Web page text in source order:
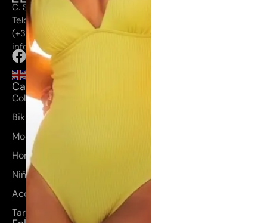
C. Secretario Guedes Alemán, 28, 35200
Telde, Las Palmas
(+34) 660 355 272
info@elenamorales.es
Categorías
Coleccion Huahine
Bikinis y bañadores
Moda mujer
Hombre
Niños
Accesorios
Tarjetas regalo